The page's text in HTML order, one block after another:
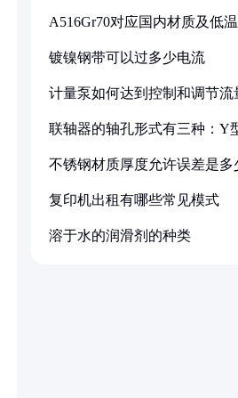
A516Gr70对应国内材质及低
镀镍钢带可以过多少电流
计量泵如何达到控制和调节流
联轴器的轴孔形式有三种：Y
不锈钢材质厚度允许误差是多
复印机出租有哪些常见模式
溶于水的润滑剂的种类